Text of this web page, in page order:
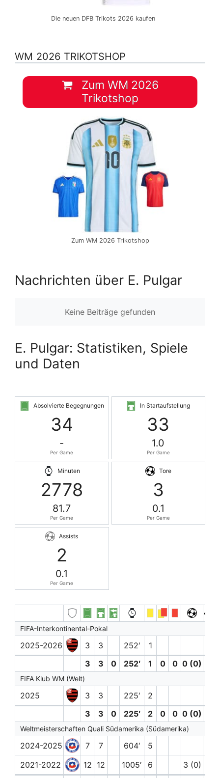
Die neuen DFB Trikots 2026 kaufen
WM 2026 TRIKOTSHOP
Zum WM 2026
Trikotshop
Zum WM 2026 Trikotshop
Nachrichten über E. Pulgar
Keine Beiträge gefunden
E. Pulgar: Statistiken, Spiele
und Daten
Absolvierte Begegnungen
34
-
Per Game
In Startaufstellung
33
1.0
Per Game
Minuten
2778
81.7
Per Game
Tore
3
0.1
Per Game
Assists
2
0.1
Per Game
FIFA-Interkontinental-Pokal
2025-2026 3 3 252′
1
3
3 0 252′ 1 0 0 0 (0)
FIFA Klub WM (Welt)
2025 3 3 225′
2
3
3 0 225′ 2 0 0 0 (0)
Weltmeisterschaften Quali Südamerika (Südamerika)
2024-2025 7 7 604′ 5
2021-2022
12 12 1005′ 6 3 (0)